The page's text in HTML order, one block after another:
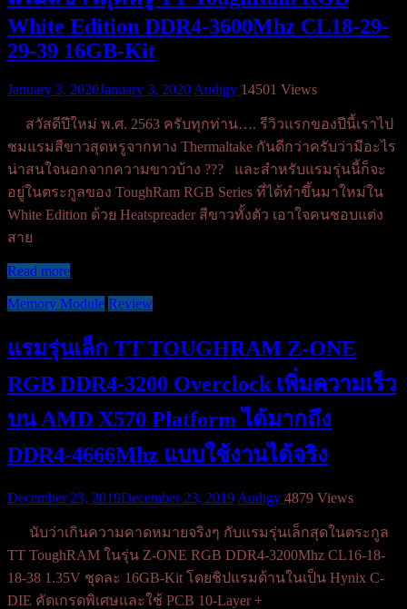
White Edition DDR4-3600Mhz CL18-29-
29-39 16GB-Kit
January 3, 2020January 3, 2020 Audigy 14501 Views
สวัสดีปีใหม่ พ.ศ. 2563 ครับทุกท่าน…. รีวิวแรกของปีนี้เราไป
ชมแรมสีขาวสุดหรูจากทาง Thermaltake กันดีกว่าครับว่ามีอะไร
น่าสนใจนอกจากความขาวบ้าง ??? และสำหรับแรมรุ่นนี้ก็จะ
อยู่ในตระกูลของ ToughRam RGB Series ที่ได้ทำขึ้นมาใหม่ใน
White Edition ด้วย Heatspreader สีขาวทั้งตัว เอาใจคนชอบแต่ง
สาย
Read more
Memory Module Review
แรมรุ่นเล็ก TT TOUGHRAM Z-ONE
RGB DDR4-3200 Overclock เพิ่มความเร็ว
บน AMD X570 Platform ได้มากถึง
DDR4-4666Mhz แบบใช้งานได้จริง
December 23, 2019December 23, 2019 Audigy 4879 Views
นับว่าเกินความคาดหมายจริงๆ กับแรมรุ่นเล็กสุดในตระกูล
TT ToughRAM ในรุ่น Z-ONE RGB DDR4-3200Mhz CL16-18-
18-38 1.35V ชุดละ 16GB-Kit โดยชิปแรมด้านในเป็น Hynix C-
DIE คัดเกรดพิเศษและใช้ PCB 10-Layer +